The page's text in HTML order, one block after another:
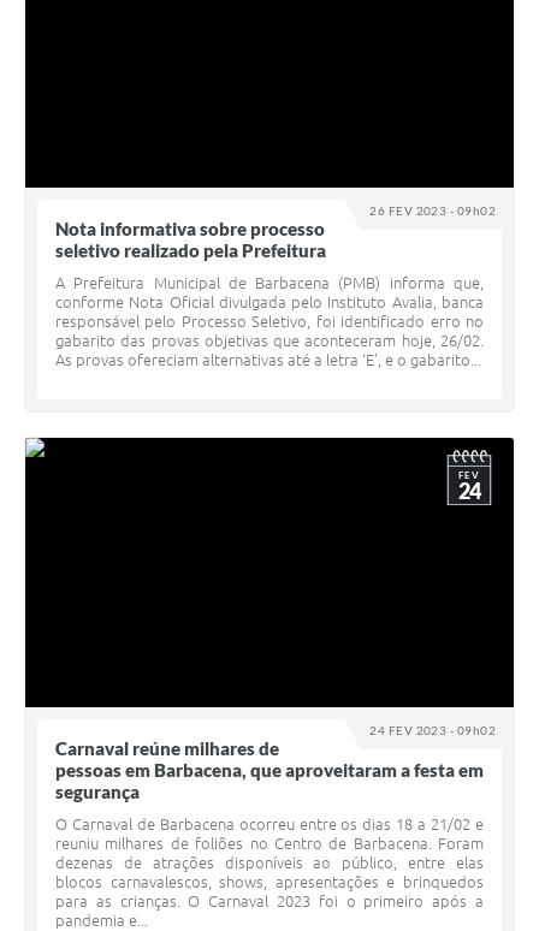
26 FEV 2023 - 09h02
Nota informativa sobre processo
seletivo realizado pela Prefeitura
A Prefeitura Municipal de Barbacena (PMB) informa que,
conforme Nota Oficial divulgada pelo Instituto Avalia, banca
responsável pelo Processo Seletivo, foi identificado erro no
gabarito das provas objetivas que aconteceram hoje, 26/02.
As provas ofereciam alternativas até a letra ‘E’, e o gabarito...
24 FEV 2023 - 09h02
FEV
24
Carnaval reúne milhares de
pessoas em Barbacena, que aproveitaram a festa em
segurança
O Carnaval de Barbacena ocorreu entre os dias 18 a 21/02 e
reuniu milhares de foliões no Centro de Barbacena. Foram
dezenas de atrações disponíveis ao público, entre elas
blocos carnavalescos, shows, apresentações e brinquedos
para as crianças. O Carnaval 2023 foi o primeiro após a
pandemia e...